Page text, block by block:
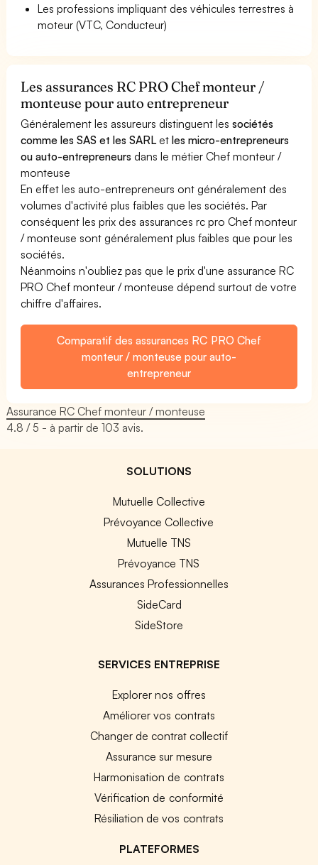
Les professions impliquant des véhicules terrestres à
moteur (VTC, Conducteur)
Les assurances RC PRO Chef monteur /
monteuse pour auto entrepreneur
Généralement les assureurs distinguent lessociétés
comme les SAS et les SARL etles micro-entrepreneurs
ou auto-entrepreneurs dans le métier Chef monteur /
monteuse
En effet les auto-entrepreneurs ont généralement des
volumes d'activité plus faibles que les sociétés. Par
conséquent les prix des assurances rc pro Chef monteur
/ monteuse sont généralement plus faibles que pour les
sociétés.
Néanmoins n'oubliez pas que le prix d'une assurance RC
PRO Chef monteur / monteuse dépend surtout de votre
chiffre d'affaires.
Comparatif des assurances RC PRO Chef
monteur / monteuse pour auto-
entrepreneur
Assurance RC Chef monteur / monteuse
4.8 / 5 - à partir de103 avis.
SOLUTIONS
Mutuelle Collective
Prévoyance Collective
Mutuelle TNS
Prévoyance TNS
Assurances Professionnelles
SideCard
SideStore
SERVICES ENTREPRISE
Explorer nos offres
Améliorer vos contrats
Changer de contrat collectif
Assurance sur mesure
Harmonisation de contrats
Vérification de conformité
Résiliation de vos contrats
PLATEFORMES